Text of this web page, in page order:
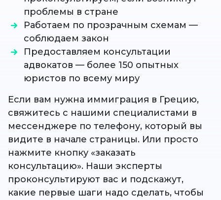
проблемы в стране
Работаем по прозрачным схемам —
соблюдаем закон
Предоставляем консультации
адвокатов — более 150 опытных
юристов по всему миру
Если вам нужна иммиграция в Грецию,
свяжитесь с нашими специалистами в
мессенджере по телефону, который вы
видите в начале страницы. Или просто
нажмите кнопку «заказать
консультацию». Наши эксперты
проконсультируют вас и подскажут,
какие первые шаги надо сделать, чтобы